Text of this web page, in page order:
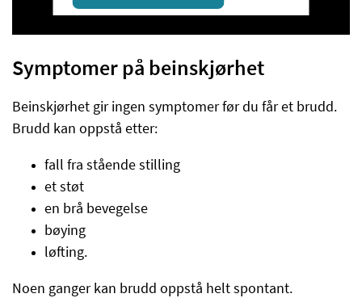
Symptomer på beinskjørhet
Beinskjørhet gir ingen symptomer før du får et brudd.
Brudd kan oppstå etter:
fall fra stående stilling
et støt
en brå bevegelse
bøying
løfting.
Noen ganger kan brudd oppstå helt spontant.